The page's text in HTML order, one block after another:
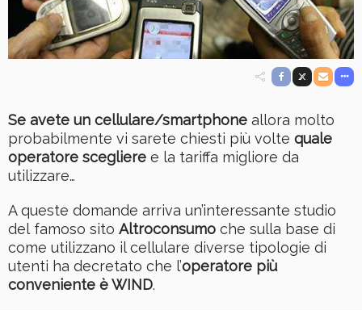
Se avete un cellulare/smartphone allora molto
probabilmente vi sarete chiesti più volte quale
operatore scegliere e la tariffa migliore da
utilizzare…
A queste domande arriva un’interessante studio
del famoso sito Altroconsumo che sulla base di
come utilizzano il cellulare diverse tipologie di
utenti ha decretato che l’operatore più
conveniente è WIND.